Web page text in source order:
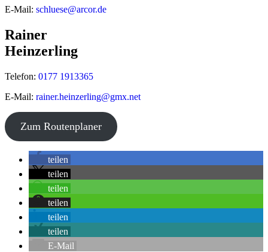
E-Mail: schluese@arcor.de
Rainer
Heinzerling
Telefon: 0177 1913365
E-Mail: rainer.heinzerling@gmx.net
Zum Routenplaner
teilen
teilen
teilen
teilen
teilen
teilen
E-Mail